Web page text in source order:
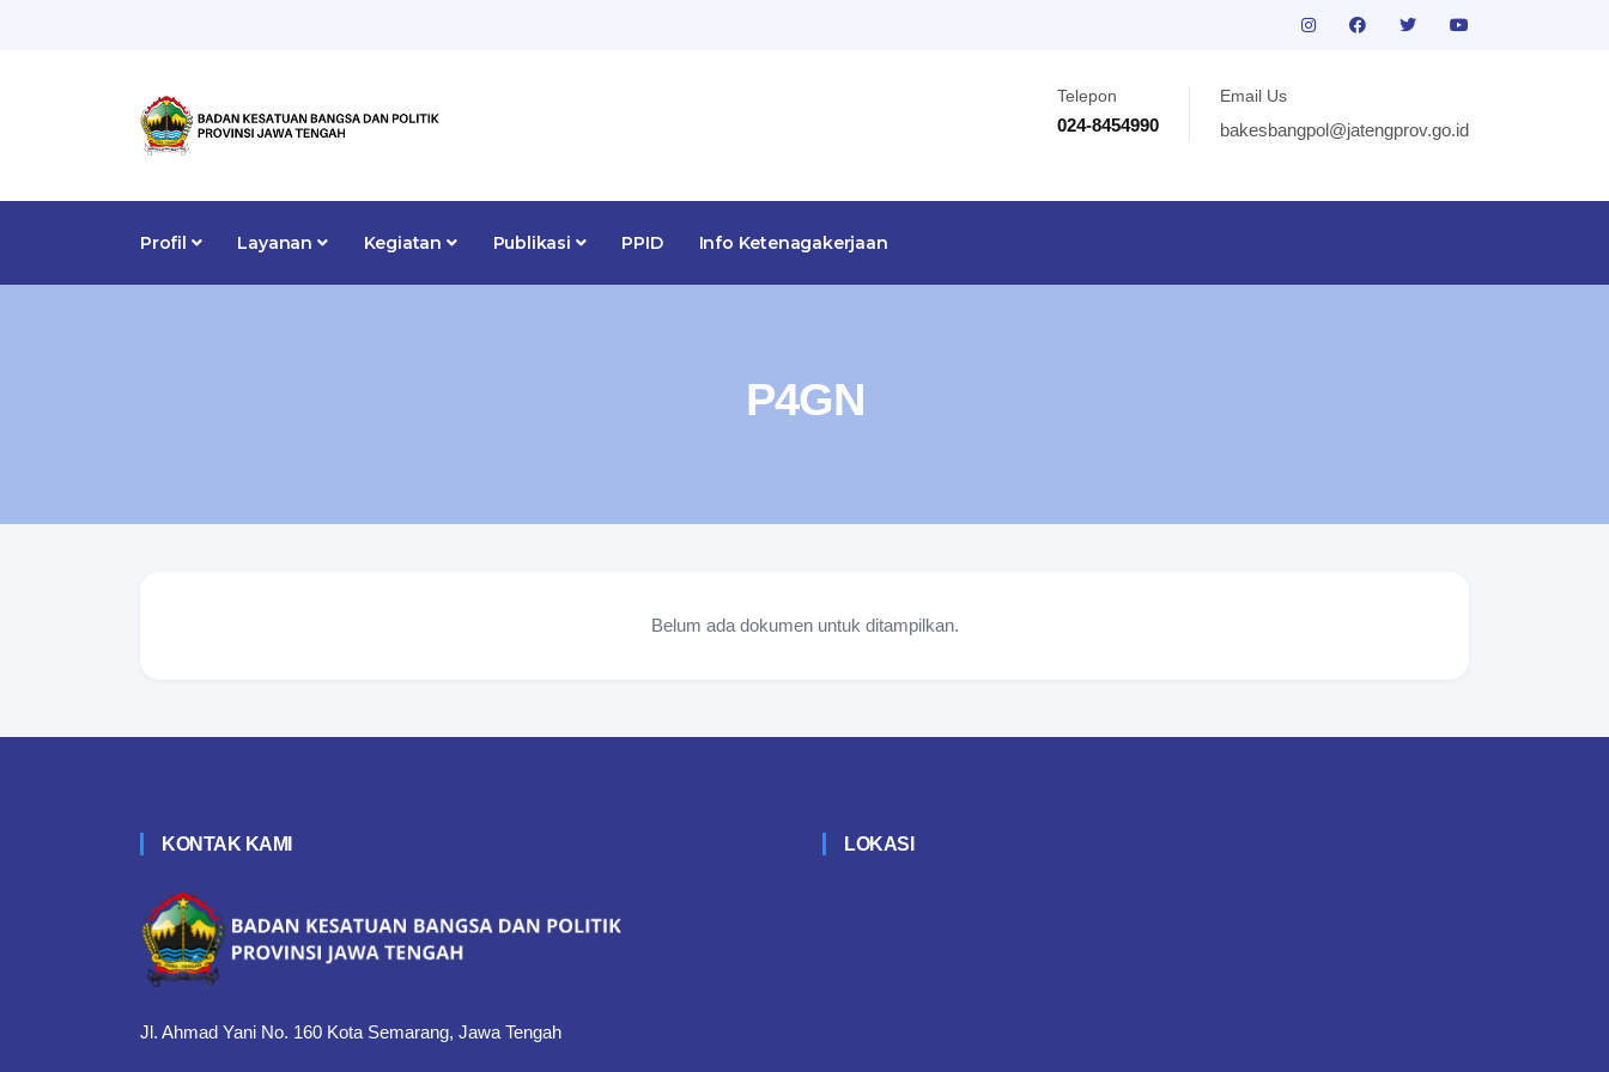
Telepon
024-8454990
Email Us
bakesbangpol@jatengprov.go.id
Profil Layanan Kegiatan Publikasi PPID Info Ketenagakerjaan
P4GN
Belum ada dokumen untuk ditampilkan.
KONTAK KAMI
Jl. Ahmad Yani No. 160 Kota Semarang, Jawa Tengah
LOKASI